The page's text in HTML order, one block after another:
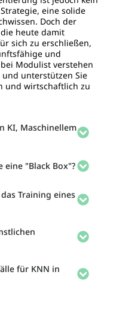
eine solide
Doch der
heute damit
sich zu erschließen,
und
Modulist verstehen
unterstützen Sie
und wirtschaftlich zu
KI, Maschinellem
eine "Black Box"?
Training eines
für KNN in